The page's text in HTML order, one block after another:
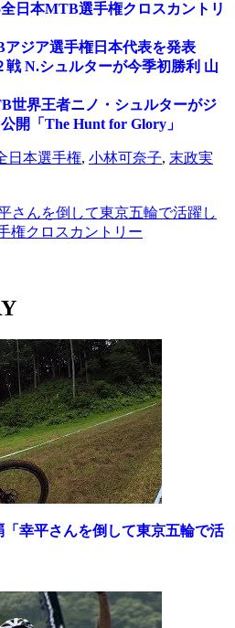
日本MTB選手権クロスカントリ
アジア選手権日本代表を発表
N.シュルターが今季初勝利 山
世界王者ニノ・シュルターがジ
開「The Hunt for Glory」
日本選手権, 小林可奈子, 末政実
さんを倒して東京五輪で活躍し
権クロスカントリー
「幸平さんを倒して東京五輪で活